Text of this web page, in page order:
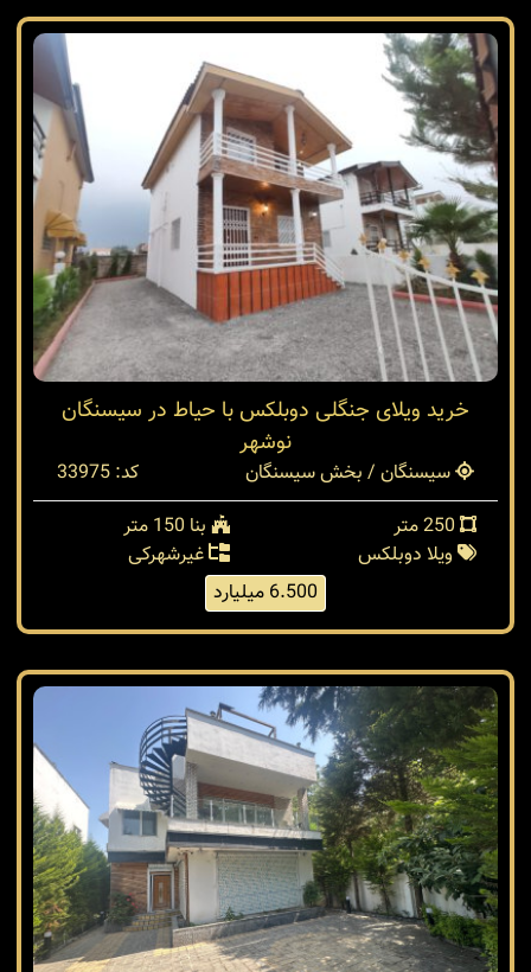
خرید ویلای جنگلی دوبلکس با حیاط در سیسنگان
نوشهر
سیسنگان / بخش سیسنگان
کد: 33975
بنا 150 متر
ویلا دوبلکس
غیرشهرکی
6.500 میلیارد